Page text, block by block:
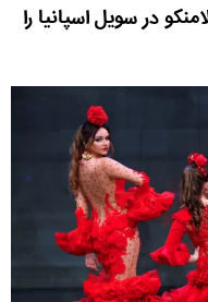
در سویل اسپانیا را